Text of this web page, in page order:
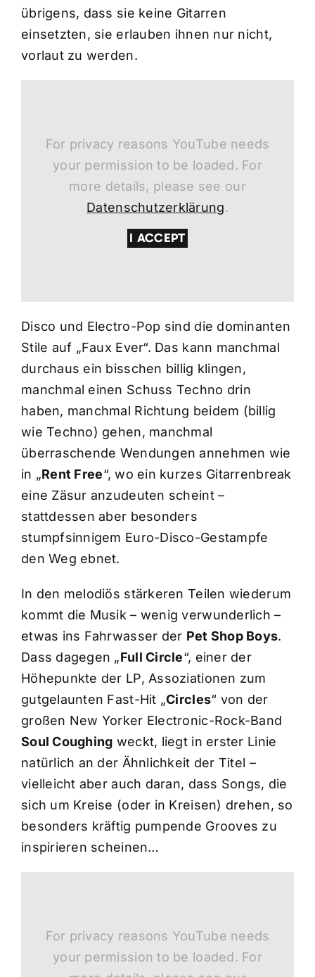
übrigens, dass sie keine Gitarren
einsetzten, sie erlauben ihnen nur nicht,
vorlaut zu werden.
For privacy reasons YouTube needs
your permission to be loaded. For
more details, please see our
Datenschutzerklärung.
I ACCEPT
Disco und Electro-Pop sind die dominanten
Stile auf „Faux Ever“. Das kann manchmal
durchaus ein bisschen billig klingen,
manchmal einen Schuss Techno drin
haben, manchmal Richtung beidem (billig
wie Techno) gehen, manchmal
überraschende Wendungen annehmen wie
in „Rent Free“, wo ein kurzes Gitarrenbreak
eine Zäsur anzudeuten scheint –
stattdessen aber besonders
stumpfsinnigem Euro-Disco-Gestampfe
den Weg ebnet.
In den melodiös stärkeren Teilen wiederum
kommt die Musik – wenig verwunderlich –
etwas ins Fahrwasser der Pet Shop Boys.
Dass dagegen „Full Circle“, einer der
Höhepunkte der LP, Assoziationen zum
gutgelaunten Fast-Hit „Circles“ von der
großen New Yorker Electronic-Rock-Band
Soul Coughing weckt, liegt in erster Linie
natürlich an der Ähnlichkeit der Titel –
vielleicht aber auch daran, dass Songs, die
sich um Kreise (oder in Kreisen) drehen, so
besonders kräftig pumpende Grooves zu
inspirieren scheinen…
For privacy reasons YouTube needs
your permission to be loaded. For